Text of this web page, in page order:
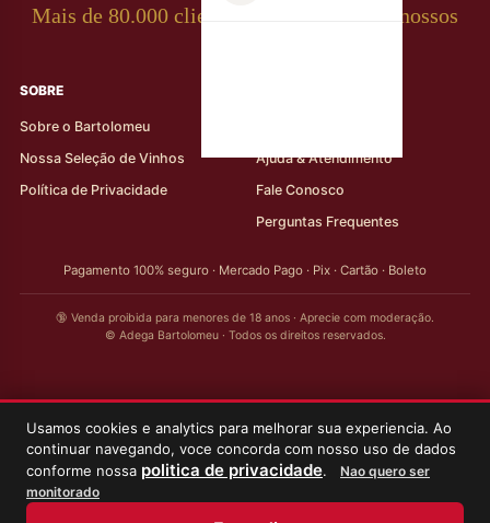
Usamos cookies e analytics para melhorar sua experiencia. Ao
continuar navegando, voce concorda com nosso uso de dados
conforme nossa politica de privacidade.
Nao quero ser
monitorado
Mais de 80.000 clientes apaixonados por nossos
SOBRE
Sobre o Bartolomeu
Nossa Seleção de Vinhos
Política de Privacidade
Ajuda & Atendimento
Fale Conosco
Perguntas Frequentes
Pagamento 100% seguro · Mercado Pago · Pix · Cartão · Boleto
🔞 Venda proibida para menores de 18 anos · Aprecie com moderação.
© Adega Bartolomeu · Todos os direitos reservados.